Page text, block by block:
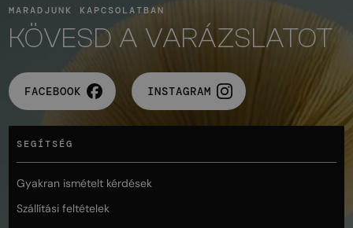
MARADJUNK KAPCSOLATBAN
KÖVESD A VARÁZSLATOT
FACEBOOK INSTAGRAM
SEGÍTSÉG
Gyakran ismételt kérdések
Szállítási feltételek